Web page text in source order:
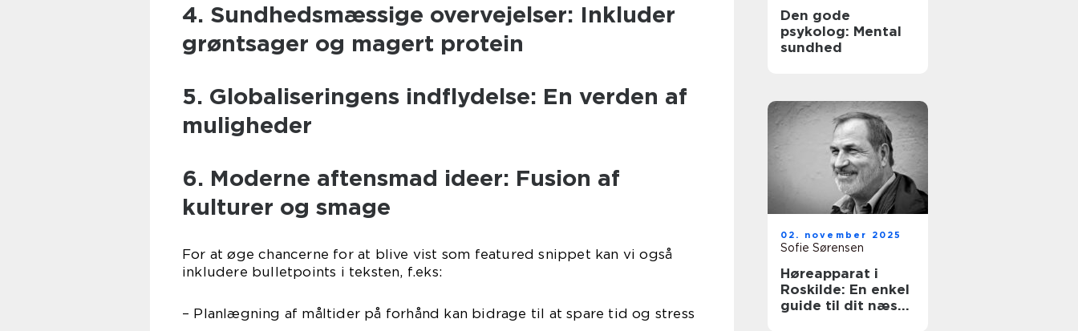
4. Sundhedsmæssige overvejelser: Inkluder
grøntsager og magert protein
5. Globaliseringens indflydelse: En verden af
muligheder
6. Moderne aftensmad ideer: Fusion af
kulturer og smage
For at øge chancerne for at blive vist som featured snippet kan vi også
inkludere bulletpoints i teksten, f.eks:
– Planlægning af måltider på forhånd kan bidrage til at spare tid og stress
Den gode
psykolog: Mental
sundhed
02. november 2025
Sofie Sørensen
Høreapparat i
Roskilde: En enkel
guide til dit næste